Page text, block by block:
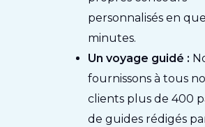
personnalisés en
minutes.
Un voyage guidé :
fournissons à tous
clients plus de 400
de guides rédigés